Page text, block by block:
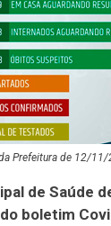
Prefeitura de 12/
de Saúde
boletim